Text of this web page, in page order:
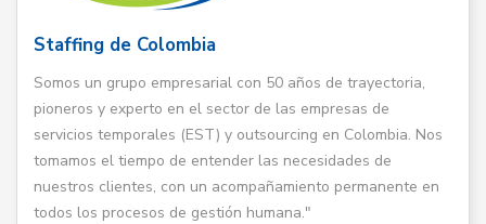
Staffing de Colombia
Somos un grupo empresarial con 50 años de trayectoria,
pioneros y experto en el sector de las empresas de
servicios temporales (EST) y outsourcing en Colombia. Nos
tomamos el tiempo de entender las necesidades de
nuestros clientes, con un acompañamiento permanente en
todos los procesos de gestión humana."